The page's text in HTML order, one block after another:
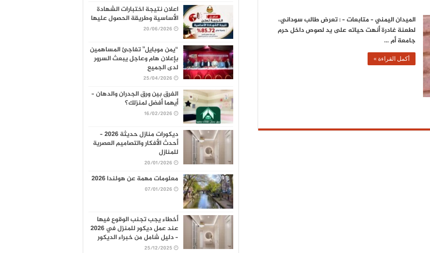
الميدان اليمني – متابعات – : تعرض طالب سوداني،
لطعنة غادرة أنهت حياته على يد لصوص داخل حرم
جامعة أم …
أكمل القراءة »
اعلان نتيجة اختبارات الشهادة
الأساسية وطريقة الحصول عليها
20/06/2026
“يمن موبايل” تفاجئ المساهمين
بإعلان هام وعاجل يبعث السرور
لدى الجميع
25/04/2026
الفرق بين ورق الجدران والدهان –
أيهما أفضل لمنزلك؟
16/02/2026
ديكورات منازل حديثة 2026 –
أحدث الأفكار والتصاميم العصرية
للمنازل
20/01/2026
معلومات مهمة عن هولندا 2026
07/01/2026
أخطاء يجب تجنب الوقوع فيها
عند عمل ديكور للمنزل في 2026
– دليل شامل من خبراء الديكور
25/12/2025